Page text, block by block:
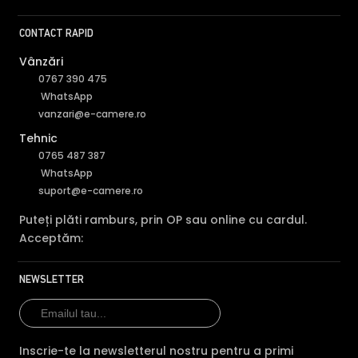
Compara cu produse asemanatoare
Tabel comparativ generat automat pe baza categoriei si
features.
Caracteristica
(acest produs)
Pret
Rezolutie
noaptea
IR 30m + LED 30m
30m
Slot card SD
Da
CONTACT RAPID
Vânzări
0767 390 475
WhatsApp
vanzari@e-camere.ro
Tehnic
0765 487 387
WhatsApp
suport@e-camere.ro
Puteți plăti ramburs, prin OP sau online cu cardul.
Acceptăm:
NEWSLETTER
Inscrie-te la newsletterul nostru pentru a primi